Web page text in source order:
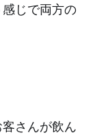
じで両方の
さんが飲ん